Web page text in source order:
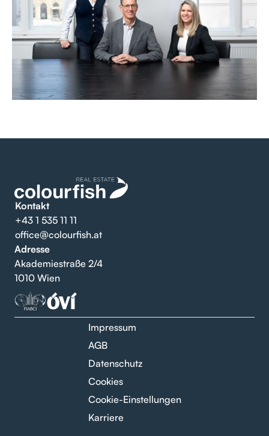
Kontakt
+43 1 535 11 11
office@colourfish.at
Adresse
Akademiestraße 2/4
1010 Wien
Impressum
AGB
Datenschutz
Cookies
Cookie-Einstellungen
Karriere